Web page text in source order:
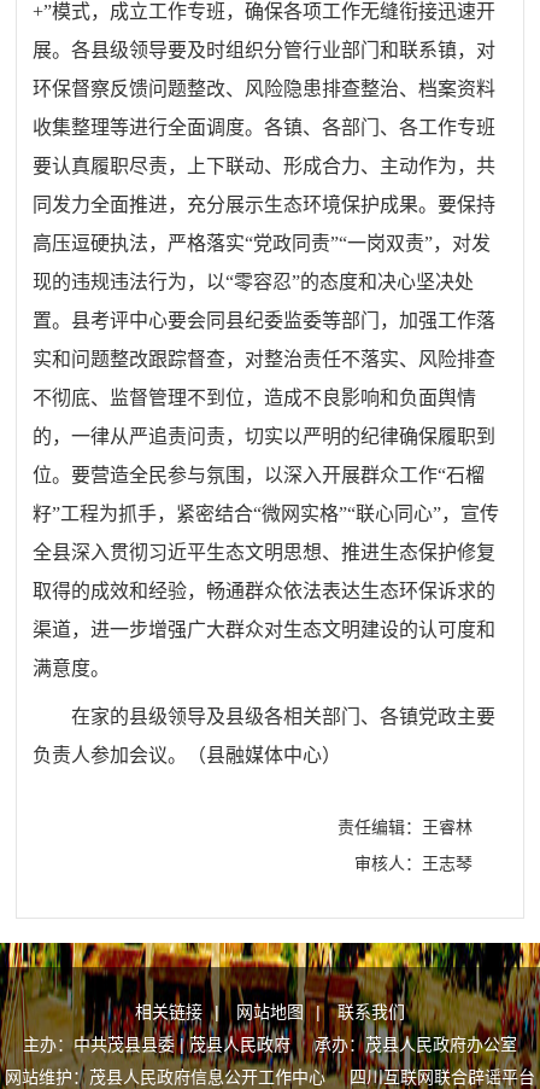
+”模式，成立工作专班，确保各项工作无缝衔接迅速开
展。各县级领导要及时组织分管行业部门和联系镇，对
环保督察反馈问题整改、风险隐患排查整治、档案资料
收集整理等进行全面调度。各镇、各部门、各工作专班
要认真履职尽责，上下联动、形成合力、主动作为，共
同发力全面推进，充分展示生态环境保护成果。要保持
高压逗硬执法，严格落实“党政同责”“一岗双责”，对发
现的违规违法行为，以“零容忍”的态度和决心坚决处
置。县考评中心要会同县纪委监委等部门，加强工作落
实和问题整改跟踪督查，对整治责任不落实、风险排查
不彻底、监督管理不到位，造成不良影响和负面舆情
的，一律从严追责问责，切实以严明的纪律确保履职到
位。要营造全民参与氛围，以深入开展群众工作“石榴
籽”工程为抓手，紧密结合“微网实格”“联心同心”，宣传
全县深入贯彻习近平生态文明思想、推进生态保护修复
取得的成效和经验，畅通群众依法表达生态环保诉求的
渠道，进一步增强广大群众对生态文明建设的认可度和
满意度。
在家的县级领导及县级各相关部门、各镇党政主要
负责人参加会议。（县融媒体中心）
责任编辑：王睿林
审核人：王志琴
相关链接 | 网站地图 |
联系我们
主办：中共茂县县委 | 茂县人民政府 承办：茂县人民政府办公室
网站维护：茂县人民政府信息公开工作中心四川互联网联合辟谣平台